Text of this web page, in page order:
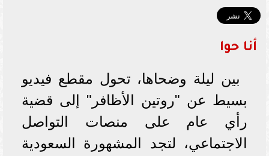
أنا حوا
بين ليلة وضحاها، تحول مقطع فيديو
بسيط عن "روتين الأظافر" إلى قضية
رأي عام على منصات التواصل
الاجتماعي، لتجد المشهورة السعودية